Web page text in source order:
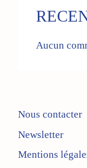
Aucun
Nous contacter
Newsletter
Mentions